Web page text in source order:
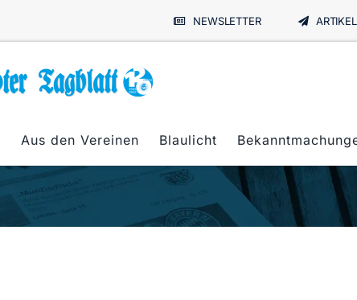
NEWSLETTER
Aus den Vereinen Blaulicht